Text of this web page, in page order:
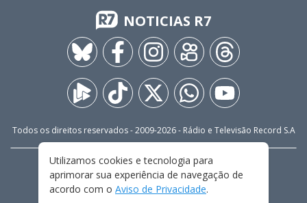
NOTICIAS R7
Todos os direitos reservados - 2009-2026- Rádio e Televisão Record S.A
FALE CONOSCO
PRIVACIDADE
TERMOS E CONDIÇÕES DE USO
Utilizamos cookies e tecnologia para
aprimorar sua experiência de navegação de
acordo com o Aviso de Privacidade.